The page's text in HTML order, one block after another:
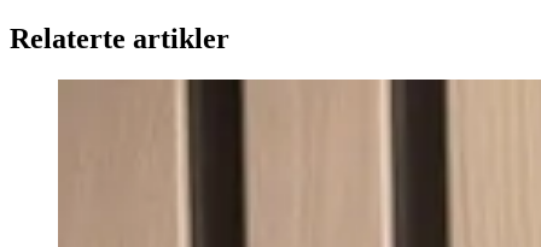
Relaterte artikler